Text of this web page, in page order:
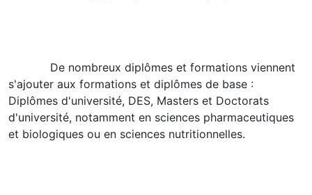
De nombreux diplômes et formations viennent
s'ajouter aux formations et diplômes de base :
Diplômes d'université, DES, Masters et Doctorats
d'université, notamment en sciences pharmaceutiques
et biologiques ou en sciences nutritionnelles.